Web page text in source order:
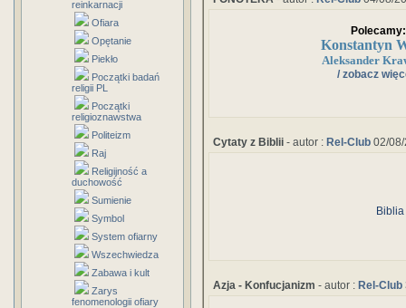
reinkarnacji
Ofiara
Opętanie
Piekło
Początki badań
religii PL
Początki
religioznawstwa
Politeizm
Raj
Religijność a
duchowość
Sumienie
Symbol
System ofiarny
Wszechwiedza
Zabawa i kult
Zarys
fenomenologii ofiary
Polecamy:
Konstantyn
Aleksander
/ zobacz
Cytaty z Biblii - autor : Rel-Club 02/
Azja - Konfucjanizm - autor : Rel-Club